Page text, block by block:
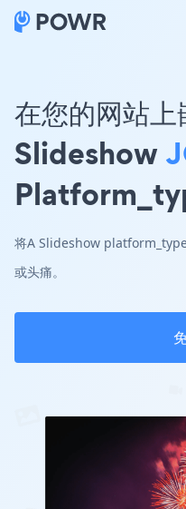
在您的网站
Slideshow
将A Slideshow
或头痛。